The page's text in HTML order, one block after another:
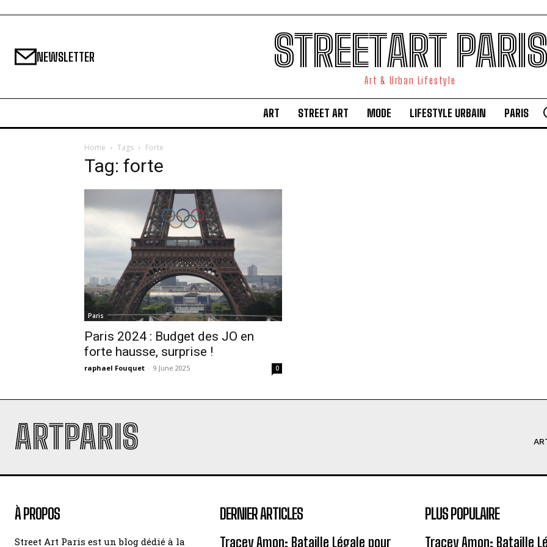
NEWSLETTER STREETART PARIS
Art & Urban Lifestyle
ART STREET ART MODE LIFESTYLE URBAIN PARIS
Home Tags Forte
Tag: forte
Paris
Paris 2024 : Budget des JO en
forte hausse, surprise !
raphael Fouquet - 9 June 2025 0
ARTPARIS
À PROPOS
Street Art Paris est un blog dédié à la
DERNIER ARTICLES
Tracey Amon: Bataille Légale pour
PLUS POPULAIRE
Tracey Amon: Bataille